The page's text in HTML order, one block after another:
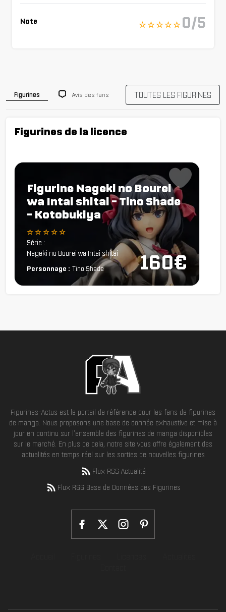
Note ☆ ☆ ☆ ☆ ☆ 0/5
Figurines Avis des fans TOUTES LES FIGURINES
Figurines de la licence
160€
Figurine Nageki no Bourei
wa Intai shitai - Tino Shade
- Kotobukiya
☆ ☆ ☆ ☆ ☆
Série :
Nageki no Bourei wa Intai shitai
Personnage : Tino Shade
Figurines-Actus est le portail de référence pour les fans de figurines
de manga. Nous proposons une base de donnée exhaustive et mise à
jour en continu sur l'ensemble des figurines de manga disponibles
sur le marché. En plus de cela, notre site vous offre également des
actualités en temps réel sur les sorties de nouvelles figurines
Flux RSS Actualité
Flux RSS Base de Données des Figurines